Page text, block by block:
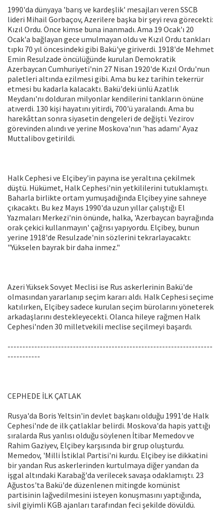
1990'da dünyaya 'barış ve kardeşlik' mesajları veren SSCB
lideri Mihail Gorbaçov, Azerilere başka bir şeyi reva görecekti:
Kızıl Ordu. Önce kimse buna inanmadı. Ama 19 Ocak'ı 20
Ocak'a bağlayan gece umulmayan oldu ve Kızıl Ordu tankları
tıpkı 70 yıl öncesindeki gibi Bakü'ye giriverdi. 1918'de Mehmet
Emin Resulzade öncülüğünde kurulan Demokratik
Azerbaycan Cumhuriyeti'nin 27 Nisan 1920'de Kızıl Ordu'nun
paletleri altında ezilmesi gibi. Ama bu kez tarihin tekerrür
etmesi bu kadarla kalacaktı. Bakü'deki ünlü Azatlık
Meydanı'nı dolduran milyonlar kendilerini tankların önüne
atıverdi. 130 kişi hayatını yitirdi, 700'ü yaralandı. Ama bu
harekâttan sonra siyasetin dengeleri de değişti. Vezirov
görevinden alındı ve yerine Moskova'nın 'has adamı' Ayaz
Muttalibov getirildi.
Halk Cephesi ve Elçibey'in payına ise yeraltına çekilmek
düştü. Hükümet, Halk Cephesi'nin yetkililerini tutuklamıştı.
Baharla birlikte ortam yumuşadığında Elçibey yine sahneye
çıkacaktı. Bu kez Mayıs 1990'da uzun yıllar çalıştığı El
Yazmaları Merkezi'nin önünde, halka, 'Azerbaycan bayrağında
orak çekici kullanmayın' çağrısı yapıyordu. Elçibey, bunun
yerine 1918'de Resulzade'nin sözlerini tekrarlayacaktı:
"Yükselen bayrak bir daha inmez."
Azeri Yüksek Sovyet Meclisi ise Rus askerlerinin Bakü'de
olmasından yararlanıp seçim kararı aldı. Halk Cephesi seçime
katılırken, Elçibey sadece kurulan seçim bürolarını yöneterek
arkadaşlarını destekleyecekti. Olanca hileye rağmen Halk
Cephesi'nden 30 milletvekili meclise seçilmeyi başardı.
---------------------------------------------------------------------
-----------
CEPHEDE İLK ÇATLAK
Rusya'da Boris Yeltsin'in devlet başkanı olduğu 1991'de Halk
Cephesi'nde de ilk çatlaklar belirdi. Moskova'da hapis yattığı
sıralarda Rus yanlısı olduğu söylenen İtibar Memedov ve
Rahim Gaziyev, Elçibey karşısında bir grup oluşturdu.
Memedov, 'Milli İstiklal Partisi'ni kurdu. Elçibey ise dikkatini
bir yandan Rus askerlerinden kurtulmaya diğer yandan da
işgal altındaki Karabağ'da verilecek savaşa odaklamıştı. 23
Ağustos'ta Bakü'de düzenlenen mitingde komünist
partisinin lağvedilmesini isteyen konuşmasını yaptığında,
sivil giyimli KGB ajanları tarafından feci şekilde dövüldü.